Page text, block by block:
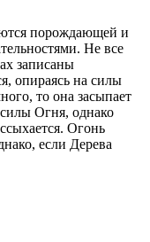
порождающей и
Не все
записаны
опираясь на силы
то она засыпает
Огня, однако
Огонь
если Дерева